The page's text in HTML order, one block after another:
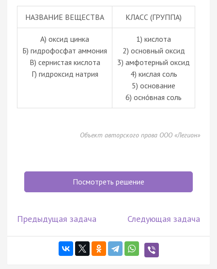
НАЗВАНИЕ ВЕЩЕСТВА КЛАСС (ГРУППА)
А) оксид цинка
Б) гидрофосфат аммония
В) сернистая кислота
Г) гидроксид натрия
1) кислота
2) основный оксид
3) амфотерный оксид
4) кислая соль
5) основание
6) оснóвная соль
Объект авторского права ООО «Легион»
Посмотреть решение
Предыдущая задача Следующая задача